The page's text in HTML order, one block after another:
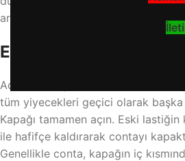
arızaları konusunda uzman
Eski Lastik Contayı
Adım Adım Çözüm: Buzdolabının
tüm yiyecekleri geçici olarak başka
Kapağı tamamen açın. Eski
ile hafifçe kaldırarak contayı
Genellikle conta, kapağın iç